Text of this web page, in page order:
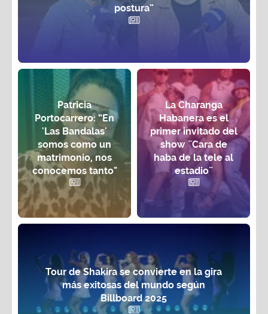
postura”
Patricia
Portocarrero: “En
'Las Bandalas'
somos como un
matrimonio, nos
conocemos tanto"
La Charanga
Habanera es el
primer invitado del
show ¨Cara de
haba de la tele al
estadio¨
Tour de Shakira se convierte en la gira
más exitosas del mundo según
Billboard 2025